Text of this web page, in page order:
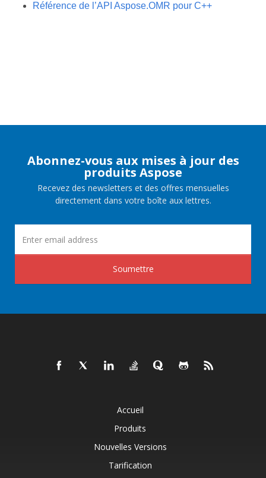
Référence de l’API Aspose.OMR pour C++
Abonnez-vous aux mises à jour des
produits Aspose
Recevez des newsletters et des offres mensuelles
directement dans votre boîte aux lettres.
Soumettre
Accueil
Produits
Nouvelles Versions
Tarification